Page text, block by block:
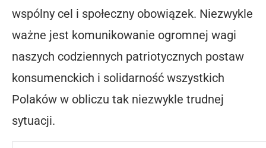
wspólny cel i społeczny obowiązek. Niezwykle
ważne jest komunikowanie ogromnej wagi
naszych codziennych patriotycznych postaw
konsumenckich i solidarność wszystkich
Polaków w obliczu tak niezwykle trudnej
sytuacji.